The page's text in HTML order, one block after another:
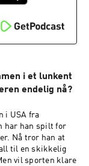
i et lunkent
endelig nå?
i USA fra
har han spilt for
Nå tror han at
til en skikkelig
vil sporten klare